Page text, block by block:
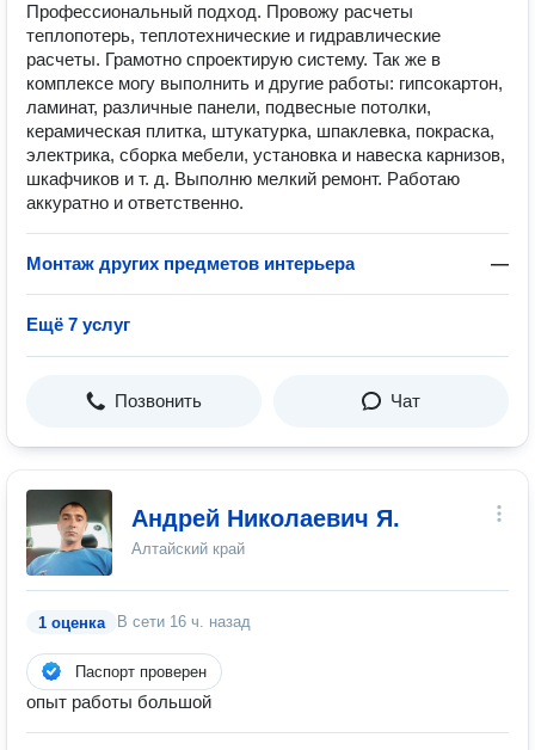
Профессиональный подход. Провожу расчеты
теплопотерь, теплотехнические и гидравлические
расчеты. Грамотно спроектирую систему. Так же в
комплексе могу выполнить и другие работы: гипсокартон,
ламинат, различные панели, подвесные потолки,
керамическая плитка, штукатурка, шпаклевка, покраска,
электрика, сборка мебели, установка и навеска карнизов,
шкафчиков и т. д. Выполню мелкий ремонт. Работаю
аккуратно и ответственно.
Монтаж других предметов интерьера —
Ещё 7 услуг
Позвонить Чат
Андрей Николаевич Я.
Алтайский край
1 оценка В сети 16 ч. назад
Паспорт проверен
опыт работы большой